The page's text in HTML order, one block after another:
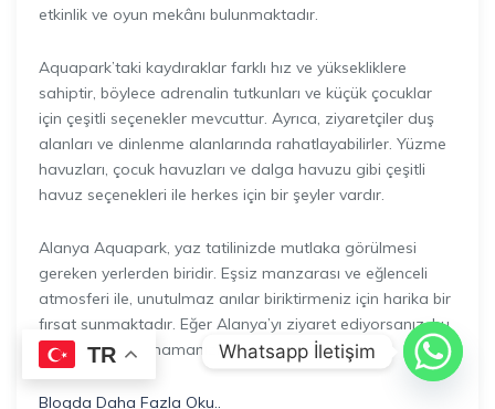
etkinlik ve oyun mekânı bulunmaktadır.
Aquapark’taki kaydıraklar farklı hız ve yüksekliklere
sahiptir, böylece adrenalin tutkunları ve küçük çocuklar
için çeşitli seçenekler mevcuttur. Ayrıca, ziyaretçiler duş
alanları ve dinlenme alanlarında rahatlayabilirler. Yüzme
havuzları, çocuk havuzları ve dalga havuzu gibi çeşitli
havuz seçenekleri ile herkes için bir şeyler vardır.
Alanya Aquapark, yaz tatilinizde mutlaka görülmesi
gereken yerlerden biridir. Eşsiz manzarası ve eğlenceli
atmosferi ile, unutulmaz anılar biriktirmeniz için harika bir
fırsat sunmaktadır. Eğer Alanya’yı ziyaret ediyorsanız, bu
su parkını kaçırmamanızı öneririz.
Blogda Daha Fazla Oku..
TR Whatsapp İletişim